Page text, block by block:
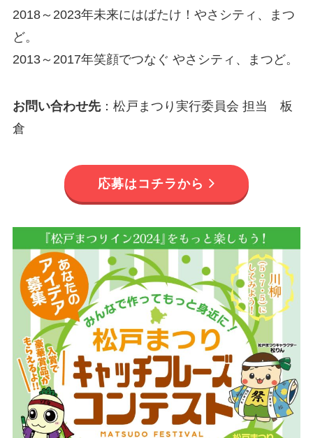
2018～2023年未来にはばたけ！やさシティ、まつ
ど。
2013～2017年笑顔でつなぐ やさシティ、まつど。
お問い合わせ先：松戸まつり実行委員会 担当 板
倉
応募はコチラから